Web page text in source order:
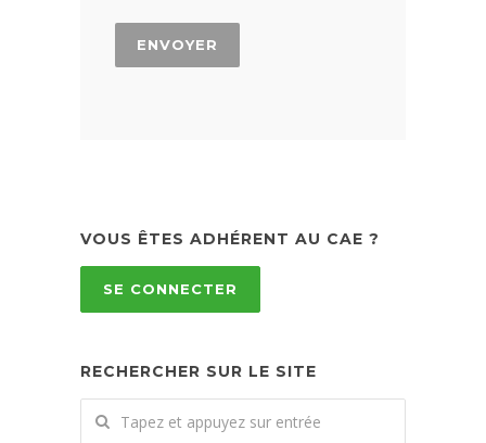
VOUS ÊTES ADHÉRENT AU CAE ?
SE CONNECTER
RECHERCHER SUR LE SITE